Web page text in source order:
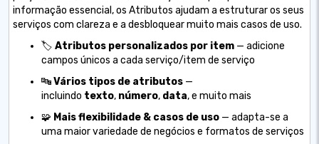
informação essencial, os Atributos ajudam a estruturar os seus
serviços com clareza e a desbloquear muito mais casos de uso.
🏷️ Atributos personalizados por item — adicione
campos únicos a cada serviço/item de serviço
🔤Vários tipos de atributos —
incluindo texto, número, data, e muito mais
🧩 Mais flexibilidade & casos de uso — adapta-se a
uma maior variedade de negócios e formatos de serviços